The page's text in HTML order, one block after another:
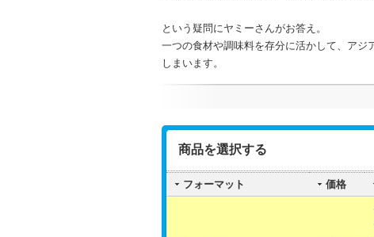
という疑問にヤミーさんがお答え。
一つの食材や調味料を存分に活かして、ア
しまいます。
商品を選択する
フォーマット 価格